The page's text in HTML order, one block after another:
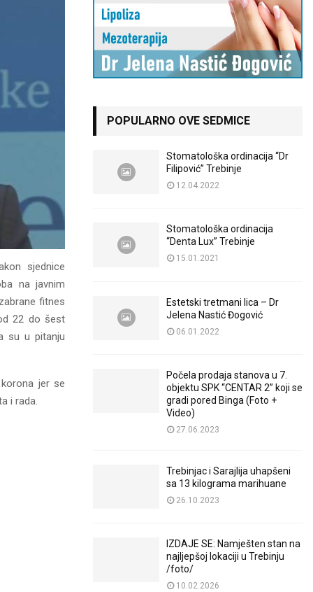
sjednice
na javnim
fitnes
22 do šest
su u pitanju
jer se
i rada.
POPULARNO OVE SEDMICE
Stomatološka ordinacija “Dr
Filipović” Trebinje
12.04.2022
Stomatološka ordinacija
“Denta Lux” Trebinje
15.01.2021
Estetski tretmani lica – Dr
Jelena Nastić Đogović
06.01.2022
Počela prodaja stanova u 7.
objektu SPK “CENTAR 2” koji se
gradi pored Binga (Foto +
Video)
27.06.2023
Trebinjac i Sarajlija uhapšeni
sa 13 kilograma marihuane
26.10.2023
IZDAJE SE: Namješten stan na
najljepšoj lokaciji u Trebinju
/foto/
10.02.2026